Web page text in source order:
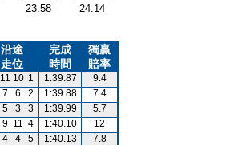
23.58
24.14
沿途
走位
完成
時間
獨贏
賠率
11 10 1 1:39.87
9.4
7 6 2 1:39.88
7.4
5 3 3 1:39.99
5.7
9 11 4 1:40.10
12
4 4 5 1:40.13
7.8